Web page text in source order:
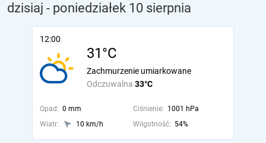
dzisiaj - poniedziałek 10 sierpnia
12:00
31°C
Odczuwalna 33°C
Zachmurzenie umiarkowane
Opad: 0 mm Ciśnienie: 1001 hPa
Wiatr:
10 km/h Wilgotność: 54%